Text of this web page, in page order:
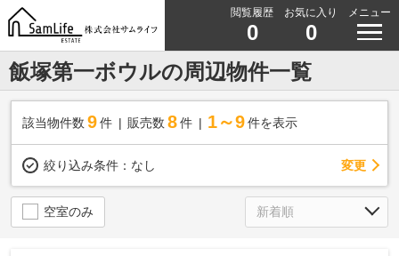
閲覧履歴
0
お気に入り
0
メニュー
飯塚第一ボウルの周辺物件一覧
該当物件数 9件 販売数 8 件 1～9 件を表示
絞り込み条件： なし 変更
空室のみ